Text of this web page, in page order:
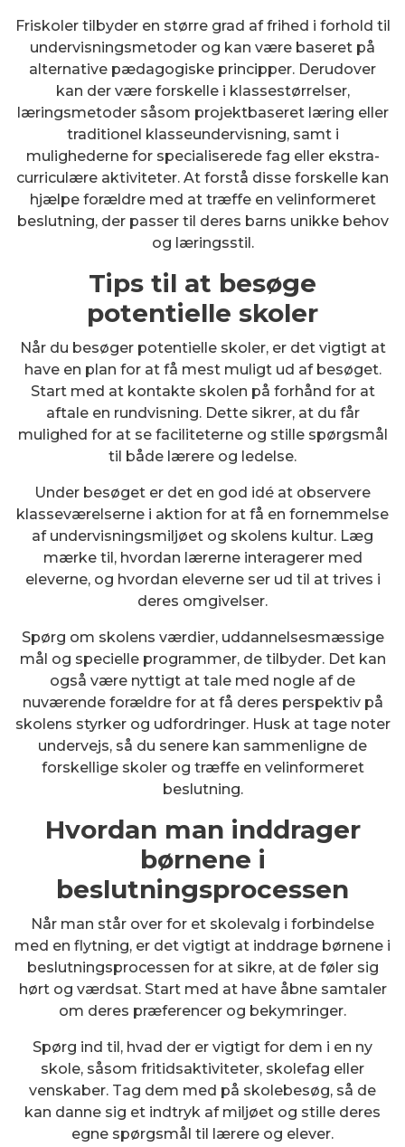
Friskoler tilbyder en større grad af frihed i forhold til
undervisningsmetoder og kan være baseret på
alternative pædagogiske principper. Derudover
kan der være forskelle i klassestørrelser,
læringsmetoder såsom projektbaseret læring eller
traditionel klasseundervisning, samt i
mulighederne for specialiserede fag eller ekstra-
curriculære aktiviteter. At forstå disse forskelle kan
hjælpe forældre med at træffe en velinformeret
beslutning, der passer til deres barns unikke behov
og læringsstil.
Tips til at besøge
potentielle skoler
Når du besøger potentielle skoler, er det vigtigt at
have en plan for at få mest muligt ud af besøget.
Start med at kontakte skolen på forhånd for at
aftale en rundvisning. Dette sikrer, at du får
mulighed for at se faciliteterne og stille spørgsmål
til både lærere og ledelse.
Under besøget er det en god idé at observere
klasseværelserne i aktion for at få en fornemmelse
af undervisningsmiljøet og skolens kultur. Læg
mærke til, hvordan lærerne interagerer med
eleverne, og hvordan eleverne ser ud til at trives i
deres omgivelser.
Spørg om skolens værdier, uddannelsesmæssige
mål og specielle programmer, de tilbyder. Det kan
også være nyttigt at tale med nogle af de
nuværende forældre for at få deres perspektiv på
skolens styrker og udfordringer. Husk at tage noter
undervejs, så du senere kan sammenligne de
forskellige skoler og træffe en velinformeret
beslutning.
Hvordan man inddrager
børnene i
beslutningsprocessen
Når man står over for et skolevalg i forbindelse
med en flytning, er det vigtigt at inddrage børnene i
beslutningsprocessen for at sikre, at de føler sig
hørt og værdsat. Start med at have åbne samtaler
om deres præferencer og bekymringer.
Spørg ind til, hvad der er vigtigt for dem i en ny
skole, såsom fritidsaktiviteter, skolefag eller
venskaber. Tag dem med på skolebesøg, så de
kan danne sig et indtryk af miljøet og stille deres
egne spørgsmål til lærere og elever.